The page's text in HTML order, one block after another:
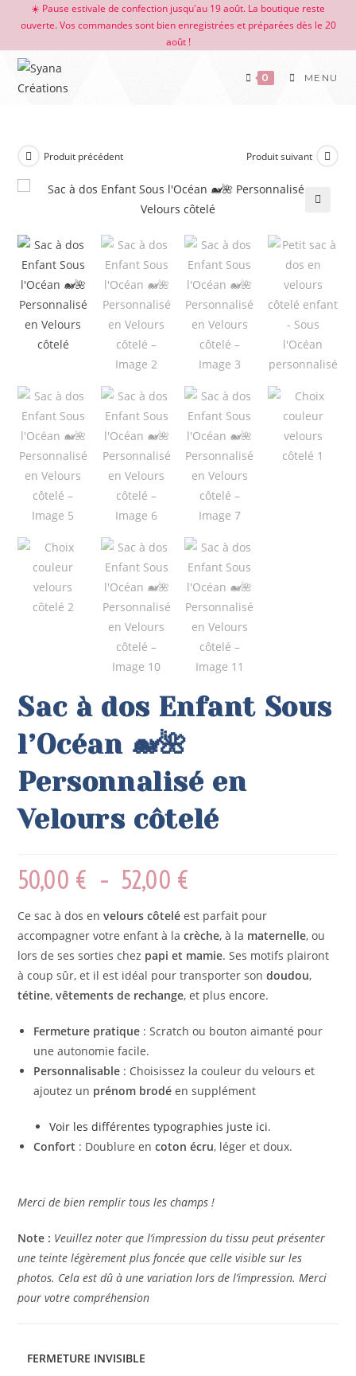
☀️ Pause estivale de confection jusqu'au 19 août. La boutique reste
ouverte. Vos commandes sont bien enregistrées et préparées dès le 20
août !
0 MENU
Produit précédent Produit suivant
Sac à dos Enfant Sous
l’Océan 🐋🌺
Personnalisé en
Velours côtelé
50,00 € – 52,00 €
Ce sac à dos envelours côtelé est parfait pour
accompagner votre enfant à lacrèche, à la maternelle, ou
lors de ses sorties chez papi et mamie. Ses motifs plairont
à coup sûr, et il est idéal pour transporter sondoudou,
tétine,vêtements de rechange, et plus encore.
Fermeture pratique : Scratch ou bouton aimanté pour
une autonomie facile.
Personnalisable : Choisissez la couleur du velours et
ajoutez un prénom brodé en supplément
Voir les différentes typographies juste ici.
Confort : Doublure encoton écru, léger et doux.
Merci de bien remplir tous les champs !
Note : Veuillez noter que l’impression du tissu peut présenter
une teinte légèrement plus foncée que celle visible sur les
photos. Cela est dû à une variation lors de l’impression. Merci
pour votre compréhension
FERMETURE INVISIBLE